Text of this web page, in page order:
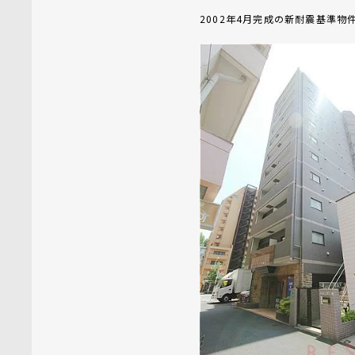
2002年4月完成の新耐震基準物